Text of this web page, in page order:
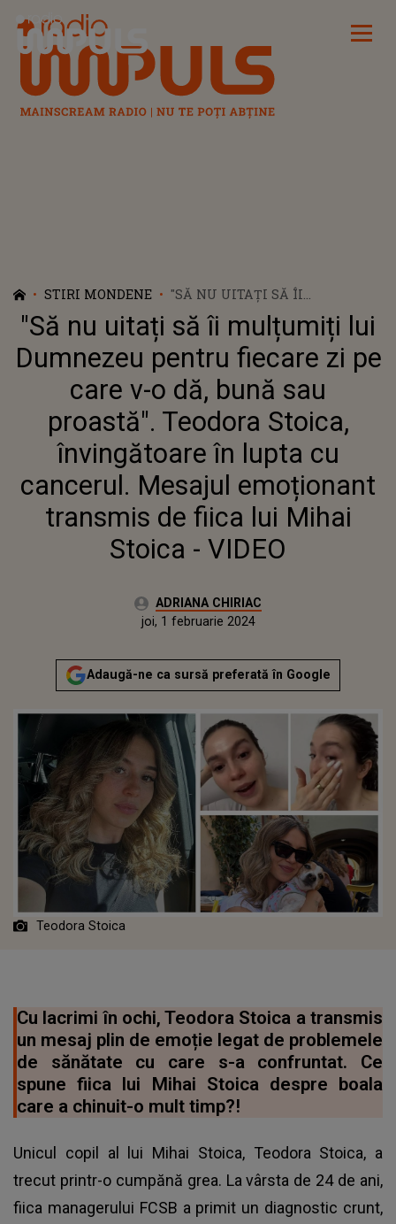
Radio Impuls
STIRI MONDENE
"SĂ NU UITAȚI SĂ ÎI
MULȚUMIȚI LUI DUMNEZEU
PENTRU FIECARE ZI PE CARE V-
O DĂ, BUNĂ SAU PROASTĂ".
TEODORA STOICA,
ÎNVINGĂTOARE ÎN LUPTA CU
CANCERUL. MESAJUL
EMOȚIONANT TRANSMIS DE
FIICA LUI MIHAI STOICA -
VIDEO
"Să nu uitați să îi mulțumiți lui
Dumnezeu pentru fiecare zi pe
care v-o dă, bună sau
proastă". Teodora Stoica,
învingătoare în lupta cu
cancerul. Mesajul emoționant
transmis de fiica lui Mihai
Stoica - VIDEO
Autor:ADRIANA CHIRIAC
Publicat:
joi, 1 februarie 2024
Adaugă-ne ca sursă preferată în Google
Teodora Stoica
Cu lacrimi în ochi, Teodora Stoica a transmis
un mesaj plin de emoție legat de problemele
de sănătate cu care s-a confruntat. Ce
spune fiica lui Mihai Stoica despre boala
care a chinuit-o mult timp?!
Unicul copil al lui Mihai Stoica, Teodora Stoica, a
trecut printr-o cumpănă grea. La vârsta de 24 de ani,
fiica managerului FCSB a primit un diagnostic crunt,